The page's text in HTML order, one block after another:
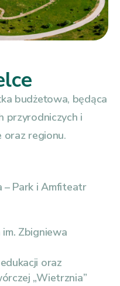
budżetowa, będąca
przyrodniczych i
oraz regionu.
– Park i Amfiteatr
Zbigniewa
oraz
„Wietrznia”